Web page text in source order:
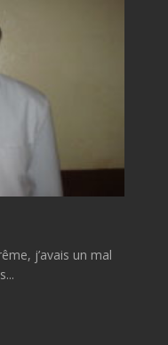
j’avais un mal